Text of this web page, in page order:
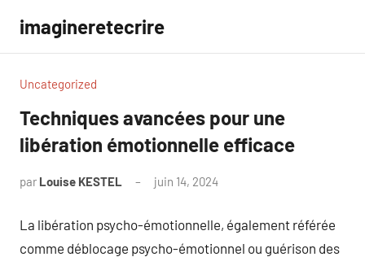
contenu
imagineretecrire
Uncategorized
Techniques avancées pour une
libération émotionnelle efficace
par Louise KESTEL juin 14, 2024
La libération psycho-émotionnelle, également référée
comme déblocage psycho-émotionnel ou guérison des